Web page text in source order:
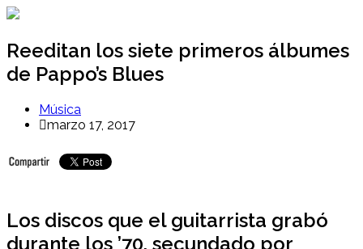
Ir
contenido
Reeditan los siete primeros álbumes
de Pappo’s Blues
Música
marzo 17, 2017
Los discos que el guitarrista grabó
durante los ’70, secundado por